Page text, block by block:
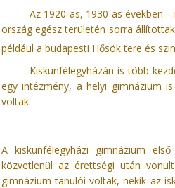
Az 1920-as, 1930-as években
ország egész területén sorra
például a budapesti Hősök tere és
Kiskunfélegyházán is több
egy intézmény, a helyi gimnázium
voltak.
A kiskunfélegyházi gimnázium
közvetlenül az érettségi után
gimnázium tanulói voltak, nekik az